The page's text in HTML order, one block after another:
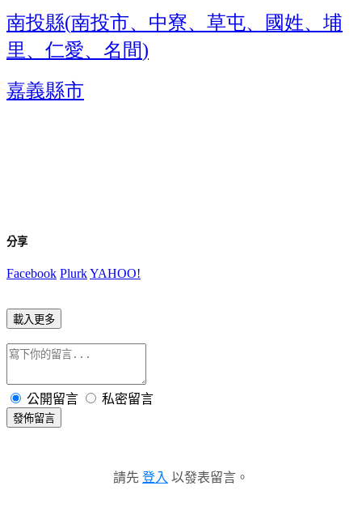
南投縣(南投市、中寮、草屯、國姓、埔
里、仁愛、名間)
嘉義縣市
分享
Facebook PlurkYAHOO!
載入更多
公開留言 私密留言
發佈留言
請先 登入 以發表留言。